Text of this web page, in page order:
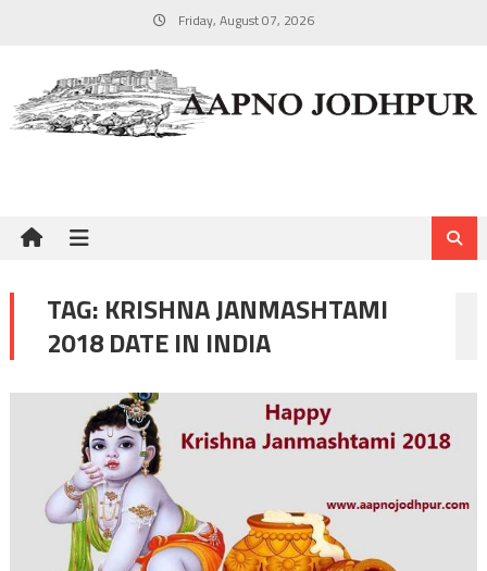
Friday, August 07, 2026
TAG: KRISHNA JANMASHTAMI
2018 DATE IN INDIA